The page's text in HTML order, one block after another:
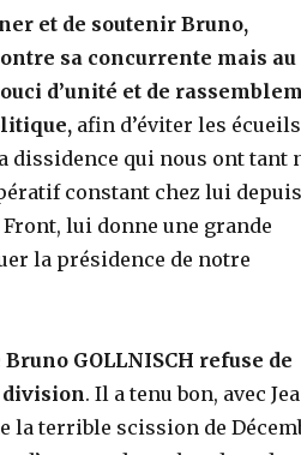
et de soutenir Bruno,
sa concurrente mais au
d’unité et de
afin d’éviter les
dissidence qui nous ont tant
constant chez lui
Front, lui donne une grande
la présidence de notre
Bruno GOLLNISCH refuse de
division. Il a tenu bon, avec
la terrible scission de